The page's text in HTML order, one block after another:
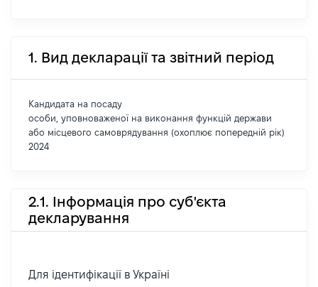
1. Вид декларації та звітний період
Кандидата на посаду
особи, уповноваженої на виконання функцій держави
або місцевого самоврядування (охоплює попередній рік)
2024
2.1. Інформація про суб'єкта
декларування
Для ідентифікації в Україні